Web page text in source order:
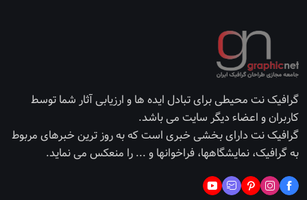
گرافیک نت محیطی برای تبادل ایده ها و ارزیابی آثار شما توسط
کاربران و اعضاء دیگر سایت می باشد.
گرافیک نت دارای بخشی خبری است که به روز ترین خبرهای مربوط
به گرافیک، نمایشگاهها، فراخوانها و ... را منعکس می نماید.